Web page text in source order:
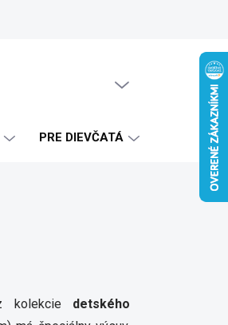
PRE DIEVČATÁ
kolekcie detského